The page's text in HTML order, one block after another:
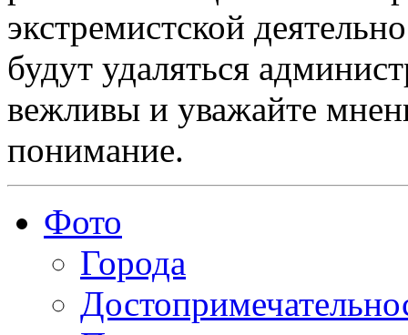
экстремистской
будут удаляться
вежливы и уважайте
понимание.
Фото
Города